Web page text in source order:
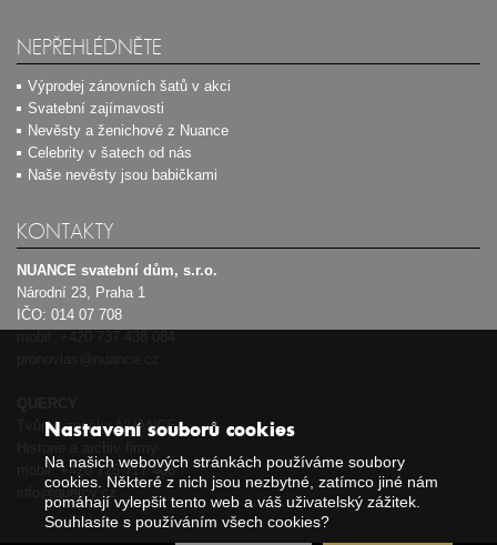
NEPŘEHLÉDNĚTE
Výprodej zánovních šatů v akci
Svatební zajímavosti
Nevěsty a ženichové z Nuance
Celebrity v šatech od nás
Naše nevěsty jsou babičkami
KONTAKTY
NUANCE svatební dům, s.r.o.
Národní 23, Praha 1
IČO: 014 07 708
Tvůrce značky NUANCE
mobil:+420 725 717 408
info@quercy.cz
Nastavení souborů cookies
Na našich webových stránkách používáme soubory
cookies. Některé z nich jsou nezbytné, zatímco jiné nám
pomáhají vylepšit tento web a váš uživatelský zážitek.
Souhlasíte s používáním všech cookies?